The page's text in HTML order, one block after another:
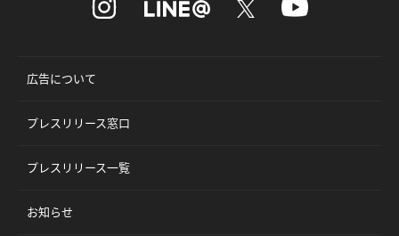
広告について
プレスリリース窓口
プレスリリース一覧
お知らせ